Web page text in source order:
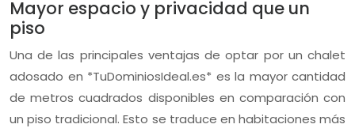
Mayor espacio y privacidad que un
piso
Una de las principales ventajas de optar por un chalet
adosado en *TuDominiosIdeal.es* es la mayor cantidad
de metros cuadrados disponibles en comparación con
un piso tradicional. Esto se traduce en habitaciones más